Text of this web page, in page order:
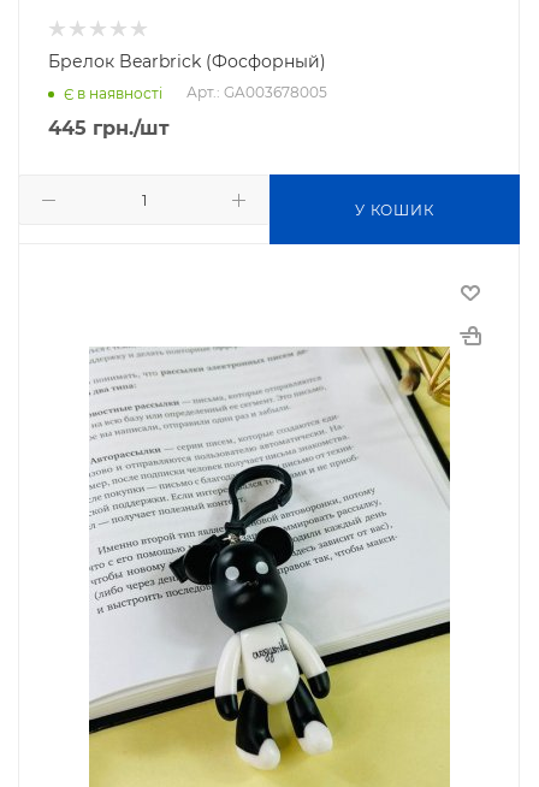
Брелок Bearbrick (Фосфорный)
Є в наявності Арт.: GA003678005
445 грн./шт
У КОШИК